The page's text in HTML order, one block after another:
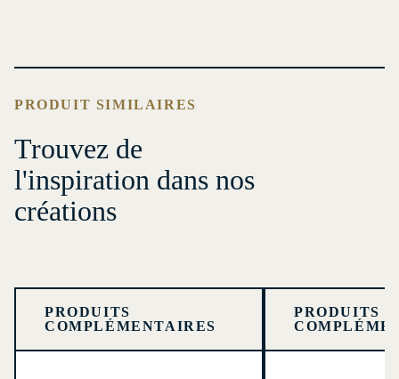
PRODUIT SIMILAIRES
Trouvez de
l'inspiration dans nos
créations
PRODUITS
COMPLÉMENTAIRES
PRODUITS